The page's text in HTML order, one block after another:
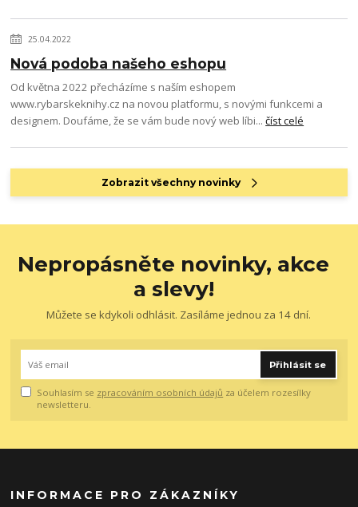
25.04.2022
Nová podoba našeho eshopu
Od května 2022 přecházíme s naším eshopem
www.rybarskeknihy.cz na novou platformu, s novými funkcemi a
designem. Doufáme, že se vám bude nový web líbi...číst celé
Zobrazit všechny novinky
Nepropásněte novinky, akce
a slevy!
Můžete se kdykoli odhlásit. Zasíláme jednou za 14 dní.
Přihlásit se
Souhlasím se zpracováním osobních údajů za účelem rozesílky
newsletteru.
INFORMACE PRO ZÁKAZNÍKY